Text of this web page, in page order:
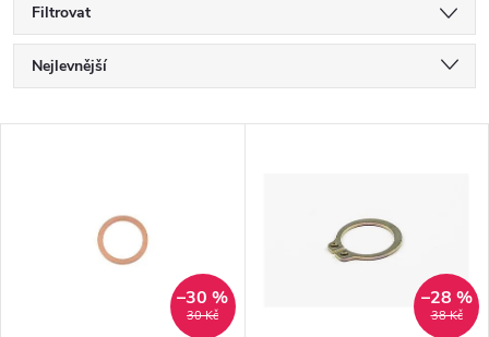
Filtrovat
Ř
a
Nejlevnější
30 Kč
–30 %
38 Kč
–28 %